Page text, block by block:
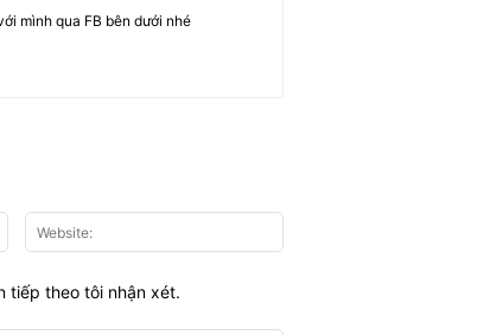
mình qua FB bên dưới nhé
Email:*
tiếp theo tôi nhận xét.